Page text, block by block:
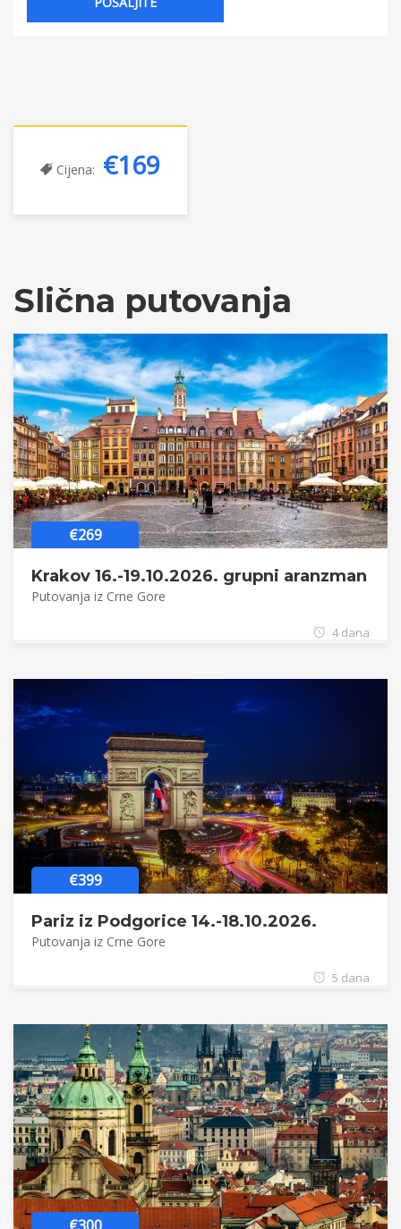
Cijena: €169
Slična putovanja
€269
Krakov 16.-19.10.2026. grupni aranzman
Putovanja iz Crne Gore
4 dana
€399
Pariz iz Podgorice 14.-18.10.2026.
Putovanja iz Crne Gore
5 dana